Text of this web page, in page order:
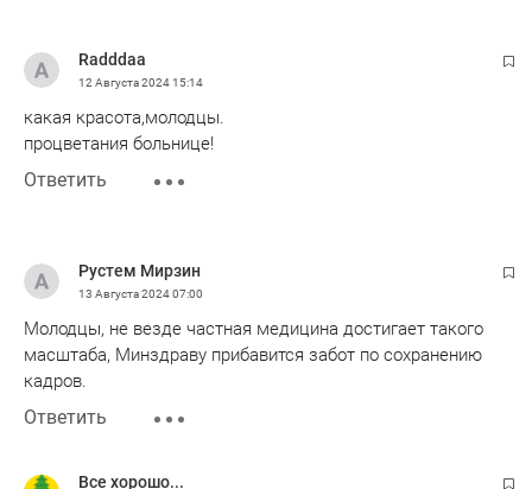
Radddaa
12 Августа 202415:14
какая красота,молодцы.
процветания больнице!
Ответить
Рустем Мирзин
13 Августа 202407:00
Молодцы, не везде частная медицина достигает такого
масштаба, Минздраву прибавится забот по сохранению
кадров.
Ответить
Все хорошо...